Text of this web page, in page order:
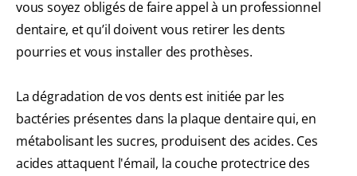
vous soyez obligés de faire appel à un professionnel
dentaire, et qu’il doivent vous retirer les dents
pourries et vous installer des prothèses.
La dégradation de vos dents est initiée par les
bactéries présentes dans la plaque dentaire qui, en
métabolisant les sucres, produisent des acides. Ces
acides attaquent l'émail, la couche protectrice des